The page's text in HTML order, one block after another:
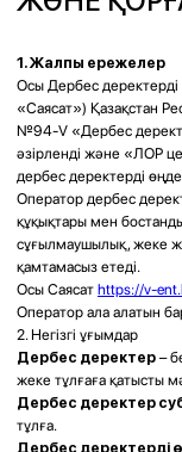
дербес деректердің
алады:
жинау;
жүйелеу;
жинақтау;
сақтау;
нақтылау (жаңарту,
пайдалану;
иесіздендіру;
жою;
толықтай жою.
Дербес деректерді өңдеу
автоматтандырылмаған
8. Дербес деректерді үшінші
Оператор дербес деректер
көзделген жағдайларды қоспағанда.
Пайдаланушылармен байланыс
мессенджерін пайдаланады.
Пайдаланушы WhatsApp сілтемесі
қарай өңдеу осы сервистің иесі
пайдалану шарттарына сәйкес